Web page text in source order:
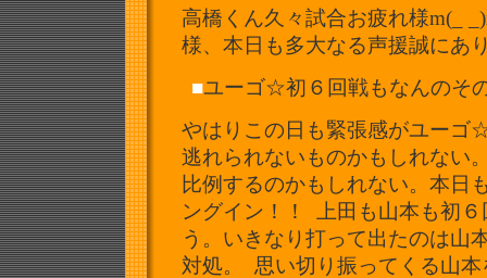
高橋くん久々試合お疲れ様m(_
様、本日も多大なる声援誠にあ
■ユーゴ☆初６回戦もなんのそ
やはりこの日も緊張感がユーゴ
逃れられないものかもしれない
比例するのかもしれない。 本日
ングイン！！ 上田も山本も初
う。 いきなり打って出たのは山
対処。 思い切り振ってくる山